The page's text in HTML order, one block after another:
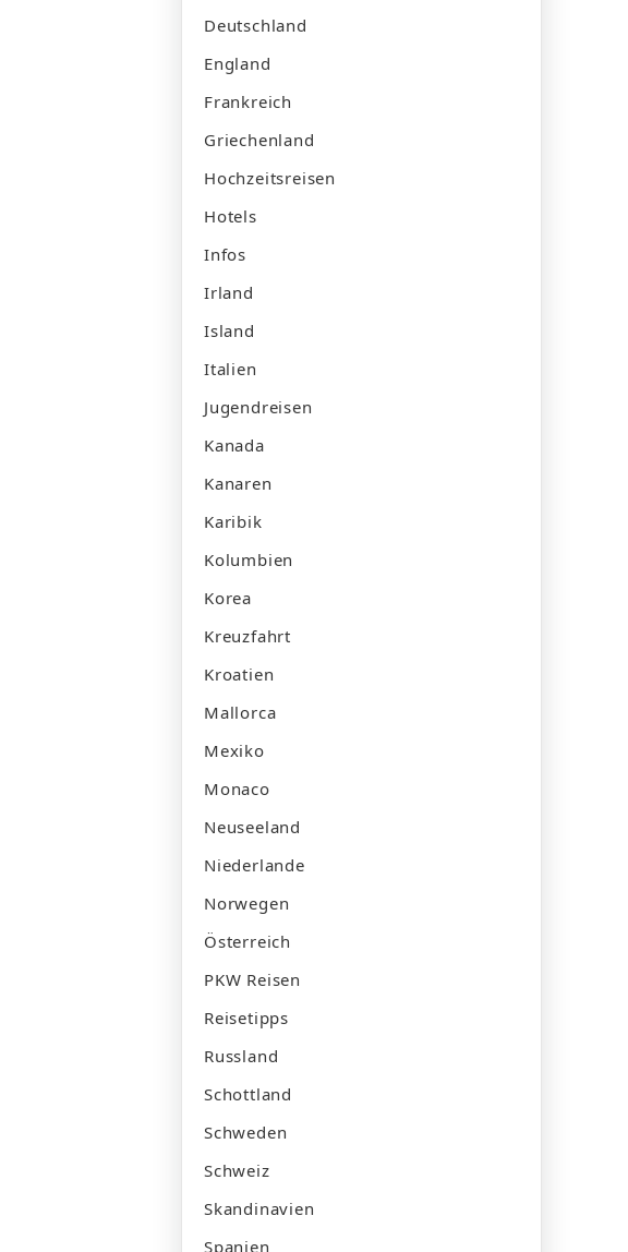
Deutschland
England
Frankreich
Griechenland
Hochzeitsreisen
Hotels
Infos
Irland
Island
Italien
Jugendreisen
Kanada
Kanaren
Karibik
Kolumbien
Korea
Kreuzfahrt
Kroatien
Mallorca
Mexiko
Monaco
Neuseeland
Niederlande
Norwegen
Österreich
PKW Reisen
Reisetipps
Russland
Schottland
Schweden
Schweiz
Skandinavien
Spanien